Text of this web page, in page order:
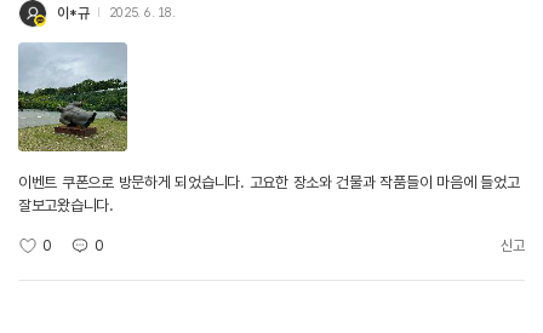
이*규 2025. 6. 18.
이벤트 쿠폰으로 방문하게 되었습니다. 고요한 장소와 건물과 작품들이 마음에 들었고
잘보고왔습니다.
0 0 신고